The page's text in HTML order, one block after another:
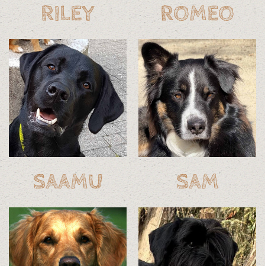
RILEY ROMEO
SAAMU SAM